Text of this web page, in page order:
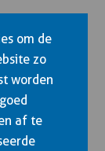
medische
belangrijke
te kunnen. Je
van je
om de
zo
worden
af te